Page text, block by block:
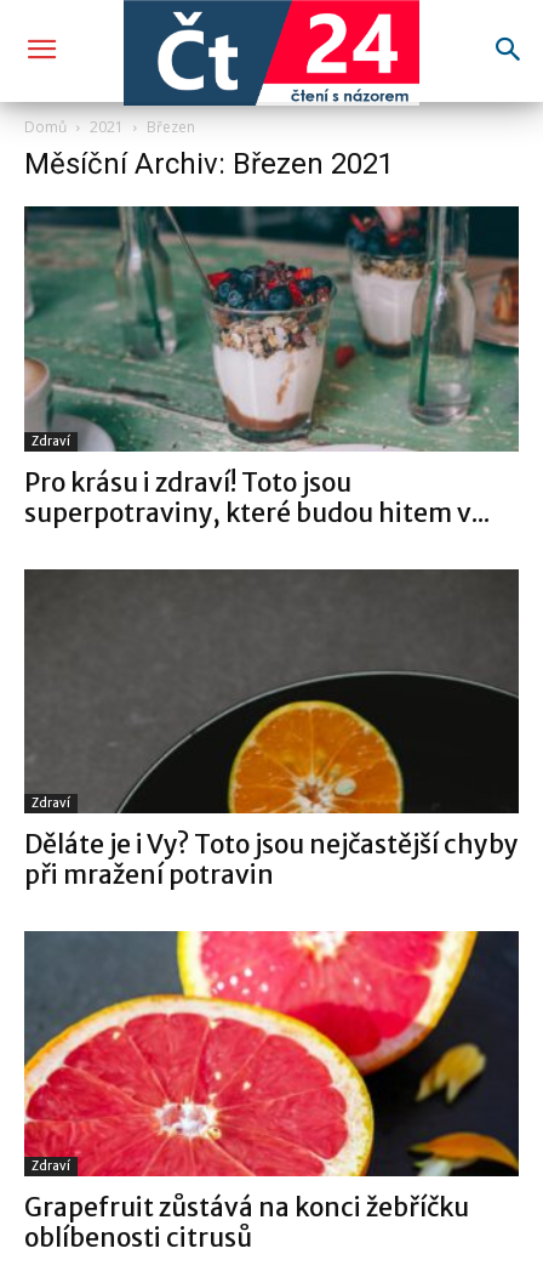
Domů 2021 Březen
Měsíční Archiv: Březen 2021
Zdraví
Pro krásu i zdraví! Toto jsou
superpotraviny, které budou hitem v...
Zdraví
Děláte je i Vy? Toto jsou nejčastější chyby
při mražení potravin
Zdraví
Grapefruit zůstává na konci žebříčku
oblíbenosti citrusů